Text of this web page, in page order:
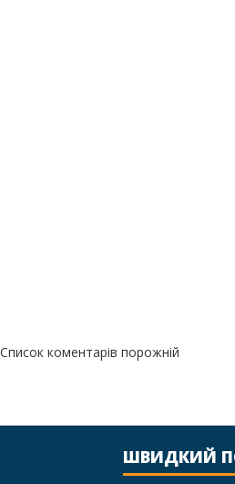
Список коментарів порожній
ШВИДКИЙ